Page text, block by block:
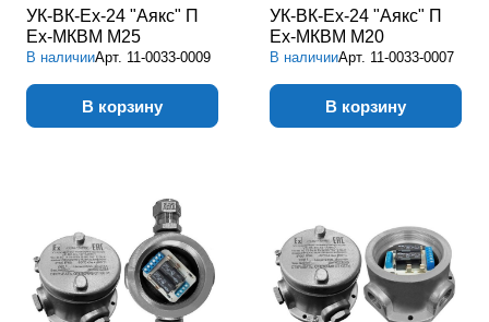
УК-ВК-Ex-24 "Аякс" П
Ex-МКВМ М25
В наличииАрт. 11-0033-0009
В корзину
УК-ВК-Ex-24 "Аякс" П
Ex-МКВМ М20
В наличииАрт. 11-0033-0007
В корзину